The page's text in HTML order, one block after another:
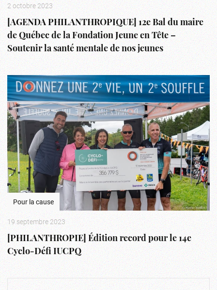
2 octobre 2023
[AGENDA PHILANTHROPIQUE] 12e Bal du maire
de Québec de la Fondation Jeune en Tête –
Soutenir la santé mentale de nos jeunes
Pour la cause
19 septembre 2023
[PHILANTHROPIE] Édition record pour le 14e
Cyclo-Défi IUCPQ